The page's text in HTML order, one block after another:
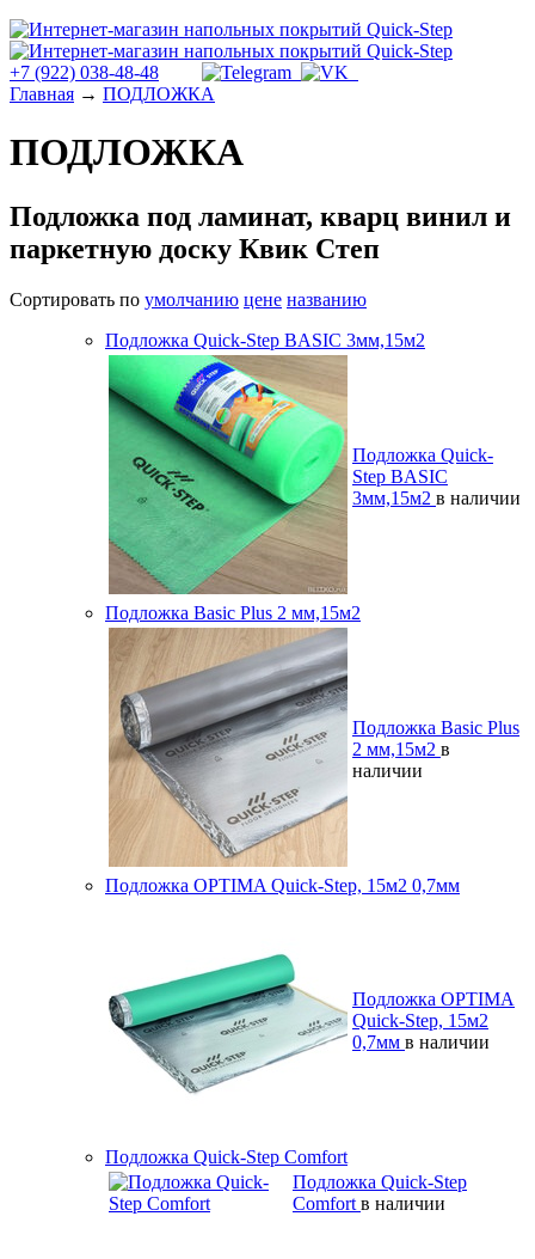
+7 (922) 038-48-48
Главная → ПОДЛОЖКА
ПОДЛОЖКА
Подложка под ламинат, кварц винил и
паркетную доску Квик Степ
Сортировать по умолчанию цене названию
Подложка Quick-Step BASIC 3мм,15м2
Подложка Quick-
Step BASIC
3мм,15м2 в наличии
Подложка Basic Plus 2 мм,15м2
Подложка Basic Plus
2 мм,15м2 в
наличии
Подложка OPTIMA Quick-Step, 15м2 0,7мм
Подложка OPTIMA
Quick-Step, 15м2
0,7мм в наличии
Подложка Quick-Step Comfort
Подложка Quick-Step
Comfort в наличии